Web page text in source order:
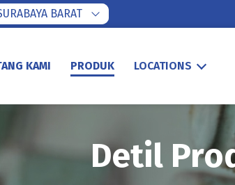
BARAT
KAMI PRODUK LOCATIONS
Detil